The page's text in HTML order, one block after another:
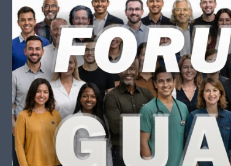
Salta al contenuto